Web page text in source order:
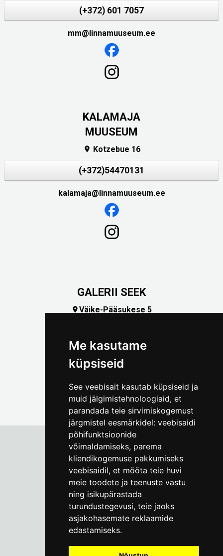
Me kasutame
küpsiseid
See veebisait kasutab küpsiseid ja
muid jälgimistehnoloogiaid, et
parandada teie sirvimiskogemust
järgmistel eesmärkidel: veebisaidi
põhifunktsioonide
võimaldamiseks, parema
kliendikogemuse pakkumiseks
veebisaidil, et mõõta teie huvi
meie toodete ja teenuste vastu
ning isikupärastada
turundustegevusi, teie jaoks
asjakohasemate reklaamide
edastamiseks.
(+372) 601 7057
mm@linnamuuseum.ee
KALAMAJA
MUUSEUM
 Kotzebue 16
(+372)54470131
kalamaja@linnamuuseum.ee
GALERII SEEK
Väike-Pääsukese 5
Tallinna Linnamuuseum
Vene 17
E-R kell 9-17(+372) 610 4178
info@linnamuuseum.ee
Küpsisepoliitika